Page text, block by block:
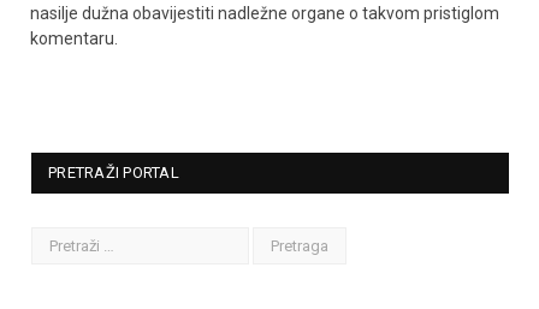
nasilje dužna obavijestiti nadležne organe o takvom pristiglom
komentaru.
PRETRAŽI PORTAL